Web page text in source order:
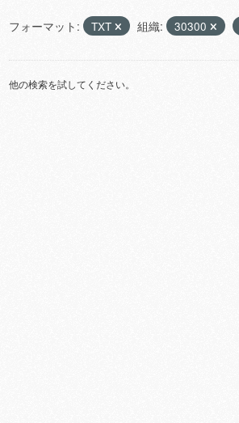
フォーマット: TXT 組織: 30300
他の検索を試してください。